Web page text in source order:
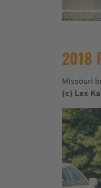
2018
Missouri
(c) Lex